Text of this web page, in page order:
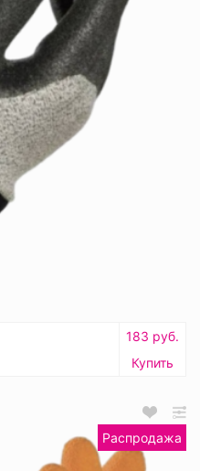
183 руб.
Купить
Распродажа